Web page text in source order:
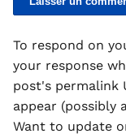
To respond on
your response
post's permalink
appear (possibly
Want to update